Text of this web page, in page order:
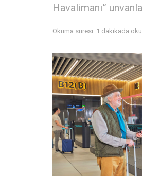
Havalimanı”
Okuma süresi: 1 dakikada